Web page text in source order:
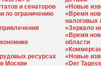
и сенаторов
по ограничению
ресурсах
в Москве
«Новые
«Время
налоговых
«Зеркало
«Время
области
«Новые
«Der